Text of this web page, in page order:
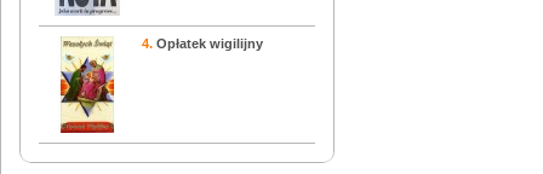
4. Opłatek wigilijny